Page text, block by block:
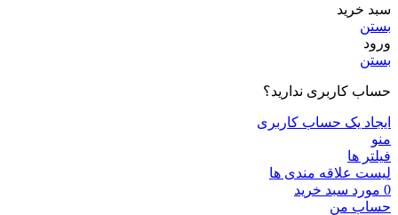
سبد خرید
بستن
ورود
بستن
حساب کاربری ندارید؟
ایجاد یک حساب کاربری
منو
فیلتر ها
لیست علاقه مندی ها
0 مورد سبد خرید
حساب من